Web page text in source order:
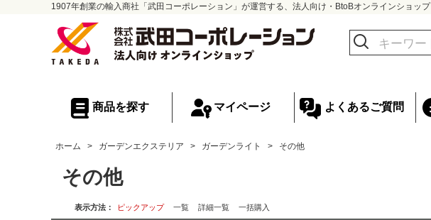
1907年創業の輸入商社「武田コーポレーション」が運営する、法人向け・BtoBオンラインショップ
商品を探す マイページ よくあるご質問
ホーム > ガーデンエクステリア > ガーデンライト > その他
その他
表示方法： ピックアップ 一覧 詳細一覧 一括購入